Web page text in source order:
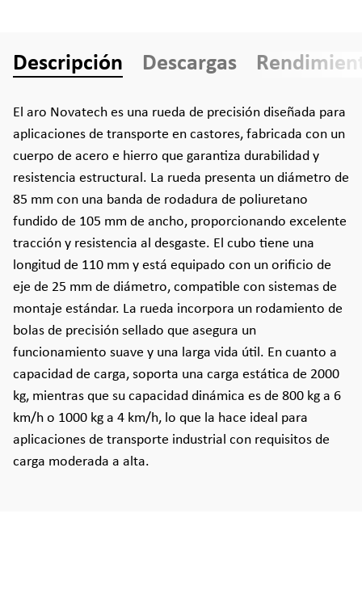
Descripción Descargas
El aro Novatech es una rueda de precisión diseñada para
aplicaciones de transporte en castores, fabricada con un
cuerpo de acero e hierro que garantiza durabilidad y
resistencia estructural. La rueda presenta un diámetro de
85 mm con una banda de rodadura de poliuretano
fundido de 105 mm de ancho, proporcionando excelente
tracción y resistencia al desgaste. El cubo tiene una
longitud de 110 mm y está equipado con un orificio de
eje de 25 mm de diámetro, compatible con sistemas de
montaje estándar. La rueda incorpora un rodamiento de
bolas de precisión sellado que asegura un
funcionamiento suave y una larga vida útil. En cuanto a
capacidad de carga, soporta una carga estática de 2000
kg, mientras que su capacidad dinámica es de 800 kg a 6
km/h o 1000 kg a 4 km/h, lo que la hace ideal para
aplicaciones de transporte industrial con requisitos de
carga moderada a alta.